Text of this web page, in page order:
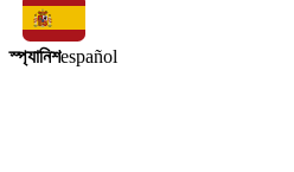
স্প্যানিশespañol